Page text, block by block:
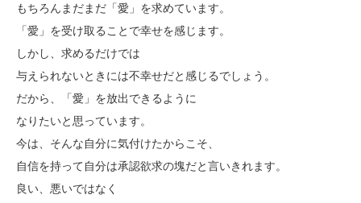
もちろんまだまだ「愛」を求めています。
「愛」を受け取ることで幸せを感じます。
しかし、求めるだけでは
与えられないときには不幸せだと感じるでしょう。
だから、「愛」を放出できるように
なりたいと思っています。
今は、そんな自分に気付けたからこそ、
自信を持って自分は承認欲求の塊だと言いきれます。
良い、悪いではなく